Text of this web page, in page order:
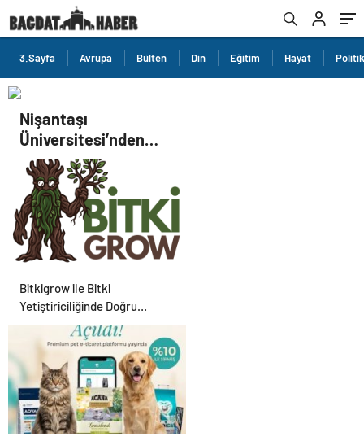
3.Sayfa Avrupa Bülten Din Eğitim Hayat
Nişantaşı
Üniversitesi’nden
2026 YKS Adaylarına
Çifte Güvence: Sabit
Ücret ve Kesintisiz
Burs
Bitkigrow ile Bitki
Yetiştiriciliğinde Doğru
Ekipman ve Ürün Seçimi